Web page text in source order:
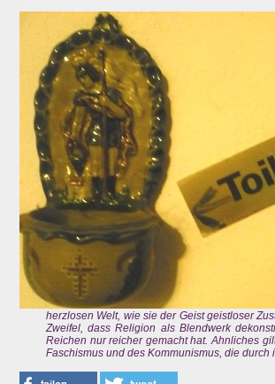
herzlosen Welt, wie sie der Geist geistloser
Zweifel, dass Religion als Blendwerk
Reichen nur reicher gemacht hat. Ahnliches
Faschismus und des Kommunismus, die